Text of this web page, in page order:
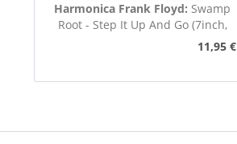
Harmonica Frank Floyd: Swamp
Root - Step It Up And Go (7inch,
11,95 €